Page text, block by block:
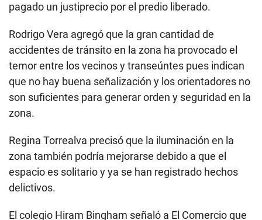
pagado un justiprecio por el predio liberado.
Rodrigo Vera agregó que la gran cantidad de
accidentes de tránsito en la zona ha provocado el
temor entre los vecinos y transeúntes pues indican
que no hay buena señalización y los orientadores no
son suficientes para generar orden y seguridad en la
zona.
Regina Torrealva precisó que la iluminación en la
zona también podría mejorarse debido a que el
espacio es solitario y ya se han registrado hechos
delictivos.
El colegio Hiram Bingham señaló a El Comercio que